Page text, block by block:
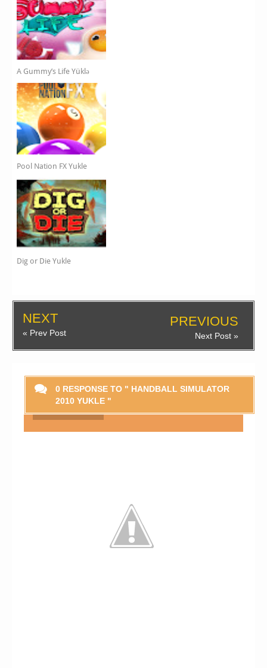
A Gummy’s Life Yüklə
Pool Nation FX Yukle
Dig or Die Yukle
NEXT
« Prev Post
PREVIOUS
Next Post »
0 RESPONSE TO " HANDBALL SIMULATOR
2010 YUKLE "
Smaylikləri Göstər